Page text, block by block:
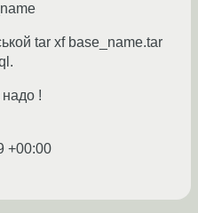
tar xf base_name.tar
надо !
+00:00